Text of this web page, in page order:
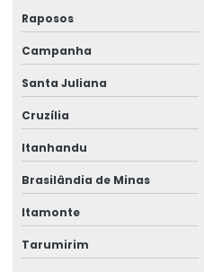
Raposos
Campanha
Santa Juliana
Cruzília
Itanhandu
Brasilândia de Minas
Itamonte
Tarumirim